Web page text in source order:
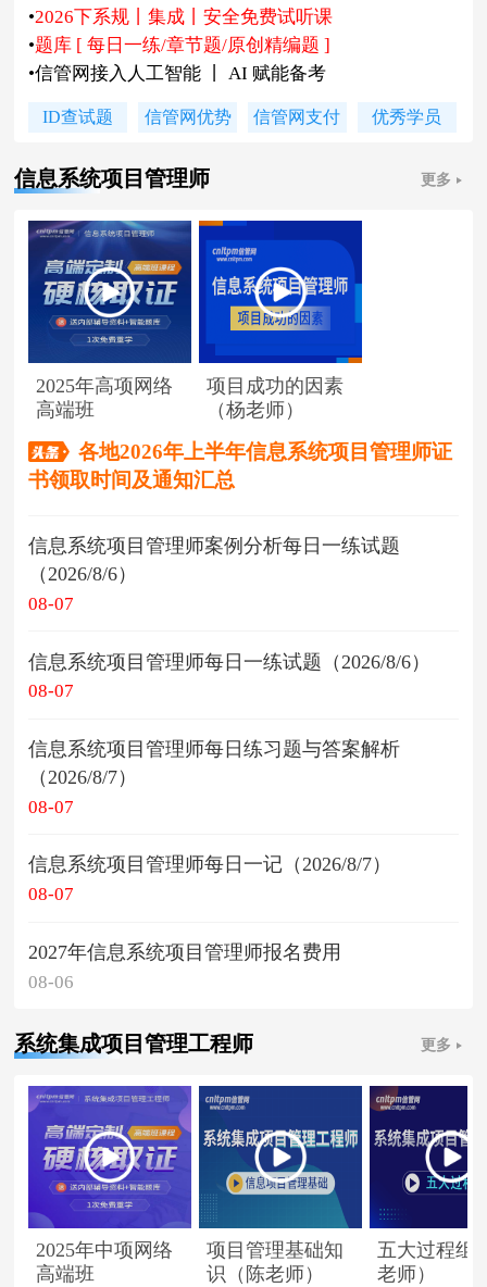
•2026下系规丨集成丨安全免费试听课
•题库 [ 每日一练/章节题/原创精编题 ]
•信管网接入人工智能 丨 AI 赋能备考
信管网软考讲师合作招聘(全职/兼职)
•2026上半年软考证书领取时间及通知
ID查试题 信管网优势 信管网支付 优秀学员
信息系统项目管理师 更多
2025年高项网络
高端班
项目成功的因素
（杨老师）
各地2026年上半年信息系统项目管理师证
书领取时间及通知汇总
信息系统项目管理师案例分析每日一练试题
（2026/8/6）
08-07
信息系统项目管理师每日一练试题（2026/8/6）
08-07
信息系统项目管理师每日练习题与答案解析
（2026/8/7）
08-07
信息系统项目管理师每日一记（2026/8/7）
08-07
2027年信息系统项目管理师报名费用
08-06
系统集成项目管理工程师 更多
2025年中项网络
高端班
项目管理基础知
识（陈老师）
五大过程组
老师）